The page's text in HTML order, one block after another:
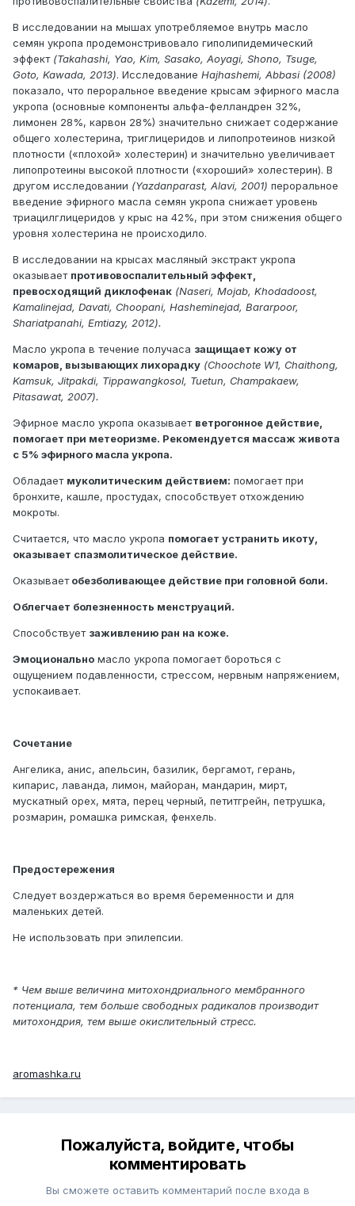
В исследовании на мышах употребляемое внутрь масло
семян укропа продемонстривовало гиполипидемический
эффект (Takahashi, Yao, Kim, Sasako, Aoyagi, Shono, Tsuge,
Goto, Kawada, 2013). Исследование Hajhashemi, Abbasi (2008)
показало, что пероральное введение крысам эфирного масла
укропа (основные компоненты альфа-фелландрен 32%,
лимонен 28%, карвон 28%) значительно снижает содержание
общего холестерина, триглицеридов и липопротеинов низкой
плотности («плохой» холестерин) и значительно увеличивает
липопротеины высокой плотности («хороший» холестерин). В
другом исследовании (Yazdanparast, Alavi, 2001) пероральное
введение эфирного масла семян укропа снижает уровень
триацилглицеридов у крыс на 42%, при этом снижения общего
уровня холестерина не происходило.
В исследовании на крысах масляный экстракт укропа
оказывает противовоспалительный эффект,
превосходящий диклофенак (Naseri, Mojab, Khodadoost,
Kamalinejad, Davati, Choopani, Hasheminejad, Bararpoor,
Shariatpanahi, Emtiazy, 2012).
Масло укропа в течение получаса защищает кожу от
комаров, вызывающих лихорадку (Choochote W1, Chaithong,
Kamsuk, Jitpakdi, Tippawangkosol, Tuetun, Champakaew,
Pitasawat, 2007).
Эфирное масло укропа оказывает ветрогонное действие,
помогает при метеоризме. Рекомендуется массаж живота
с 5% эфирного масла укропа.
Обладает муколитическим действием: помогает при
бронхите, кашле, простудах, способствует отхождению
мокроты.
Считается, что масло укропа помогает устранить икоту,
оказывает спазмолитическое действие.
Оказываетобезболивающее действие при головной боли.
Облегчает болезненность менструаций.
Способствует заживлению ран на коже.
Эмоционально масло укропа помогает бороться с
ощущением подавленности, стрессом, нервным напряжением,
успокаивает.
Сочетание
Ангелика, анис, апельсин, базилик, бергамот, герань,
кипарис, лаванда, лимон, майоран, мандарин, мирт,
мускатный орех, мята, перец черный, петитгрейн, петрушка,
розмарин, ромашка римская, фенхель.
Предостережения
Следует воздержаться во время беременности и для
маленьких детей.
Не использовать при эпилепсии.
* Чем выше величина митохондриального мембранного
потенциала, тем больше свободных радикалов производит
митохондрия, тем выше окислительный стресс.
aromashka.ru
Пожалуйста, войдите, чтобы
комментировать
Вы сможете оставить комментарий после входа в